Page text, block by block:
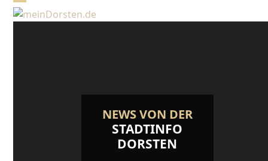
SkipOpen
Close
NEWS VON DER
STADTINFO
DORSTEN